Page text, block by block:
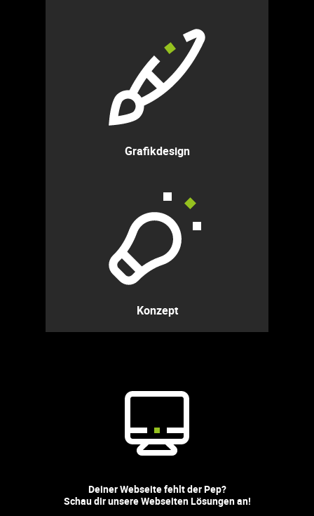
Grafikdesign
Konzept
Deiner Webseite fehlt der Pep?
Schau dir unsere Webseiten Lösungen an!